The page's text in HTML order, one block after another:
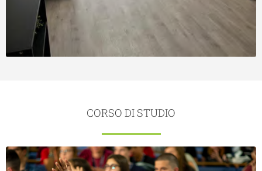
CORSO DI STUDIO